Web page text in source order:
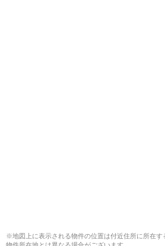
※地図上に表示される物件の位置は付近住所に所在